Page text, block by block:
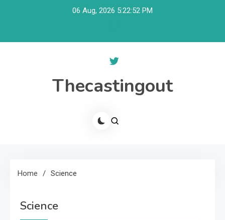
06 Aug, 2026 5:22:52 PM
Thecastingout
Home Science
Science